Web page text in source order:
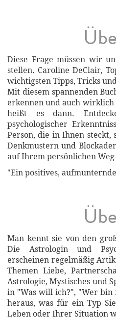
Diese Frage müssen wir
stellen. Caroline DeClair,
wichtigsten Tipps, Tricks
Mit diesem spannenden
erkennen und auch wirklich
heißt es dann.
psychologischer
Person, die in Ihnen steckt,
Denkmustern und
auf Ihrem persönlichen
"Ein positives,
Man kennt sie von den
Die Astrologin und
erscheinen regelmäßig
Themen Liebe,
Astrologie, Mystisches und
in "Was will ich?", "Wer bin
heraus, was für ein Typ
Leben oder Ihrer Situation